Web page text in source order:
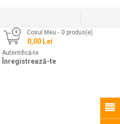
Cosul Meu 0 produs(e)
- 0,00 Lei
Autentifică-te
Înregistrează-te